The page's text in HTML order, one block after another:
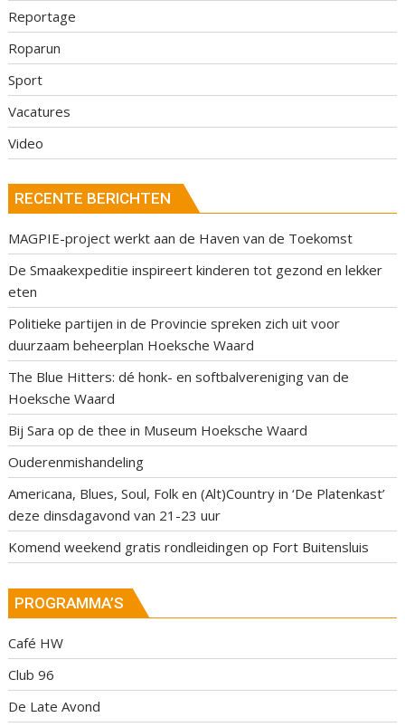
Reportage
Roparun
Sport
Vacatures
Video
RECENTE BERICHTEN
MAGPIE-project werkt aan de Haven van de Toekomst
De Smaakexpeditie inspireert kinderen tot gezond en lekker
eten
Politieke partijen in de Provincie spreken zich uit voor
duurzaam beheerplan Hoeksche Waard
The Blue Hitters: dé honk- en softbalvereniging van de
Hoeksche Waard
Bij Sara op de thee in Museum Hoeksche Waard
Ouderenmishandeling
Americana, Blues, Soul, Folk en (Alt)Country in ‘De Platenkast’
deze dinsdagavond van 21-23 uur
Komend weekend gratis rondleidingen op Fort Buitensluis
PROGRAMMA’S
Café HW
Club 96
De Late Avond